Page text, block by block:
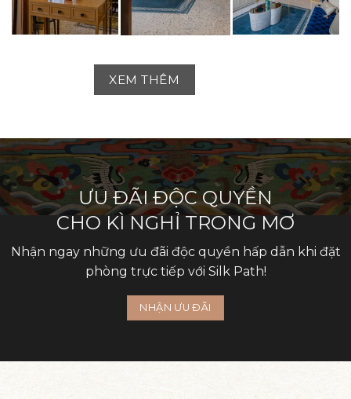
XEM THÊM
ƯU ĐÃI ĐỘC QUYỀN
CHO KÌ NGHỈ TRONG MƠ
Nhận ngay những ưu đãi độc quyền hấp dẫn khi đặt
phòng trực tiếp với Silk Path!
NHẬN ƯU ĐÃI